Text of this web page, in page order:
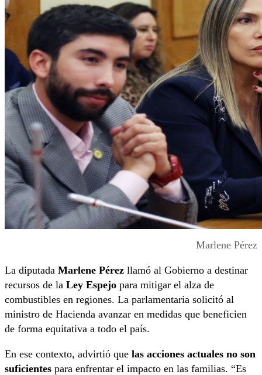
Marlene Pérez
La diputada Marlene Pérez llamó al Gobierno a destinar
recursos de la Ley Espejo para mitigar el alza de
combustibles en regiones. La parlamentaria solicitó al
ministro de Hacienda avanzar en medidas que beneficien
de forma equitativa a todo el país.
En ese contexto, advirtió que las acciones actuales no son
suficientes para enfrentar el impacto en las familias. “Es